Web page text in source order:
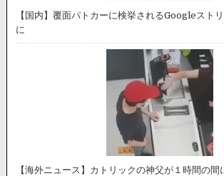
【国内】覆面パトカーに検挙されるGoogleスト
に
【海外ニュース】カトリックの神父が１時間の